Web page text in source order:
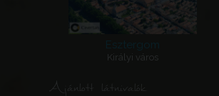
Esztergom
Királyi város
Ajánlott látnivalók